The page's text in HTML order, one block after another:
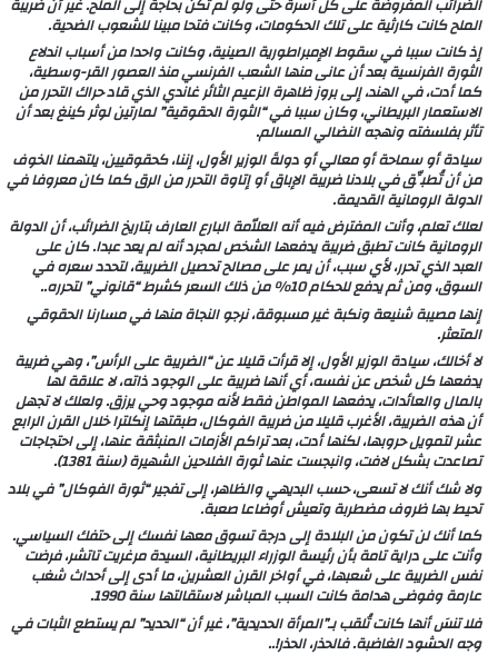
الضرائب المفروضة على كل أسرة حتى ولو لم تكن بحاجة إلى الملح. غير أن ضريبة
الملح كانت كارثية على تلك الحكومات، وكانت فتحا مبينا للشعوب الضحية.
إذ كانت سببا في سقوط الإمبراطورية الصينية، وكانت واحدا من أسباب اندلاع
الثورة الفرنسية بعد أن عانى منها الشعب الفرنسي منذ العصور القر-وسطية،
كما أدت، في الهند، إلى بروز ظاهرة الزعيم الثائر غاندي الذي قاد حراك التحرر من
الاستعمار البريطاني، وكان سببا في “الثورة الحقوقية” لمارتين لوثر كينغ بعد أن
تأثر بفلسفته ونهجه النضالي المسالم.
سيادة أو سماحة أو معالي أو دولةَ الوزير الأول، إننا، كحقوقيين، يلتهمنا الخوف
من أن تُطبِّق في بلادنا ضريبة الإباق أو إتاوة التحرر من الرق كما كان معروفا في
الدولة الرومانية القديمة.
لعلك تعلم، وأنت المفترض فيه أنه العلاّمة البارع العارف بتاريخ الضرائب، أن الدولة
الرومانية كانت تطبق ضريبة يدفعها الشخص لمجرد أنه لم يعد عبدا. كان على
العبد الذي تحرر، لأي سبب، أن يمر على مصالح تحصيل الضريبة، لتحدد سعره في
السوق، ومن ثم يدفع للحكام 10% من ذلك السعر كشرط “قانوني” لتحرره..
إنها مصيبة شنيعة ونكبة غير مسبوقة، نرجو النجاة منها في مسارنا الحقوقي
المتعثر.
لا أخالك، سيادة الوزير الأول، إلا قرأت قليلا عن “الضريبة على الرأس”، وهي ضريبة
يدفعها كل شخص عن نفسه، أي أنها ضريبة على الوجود ذاته، لا علاقة لها
بالمال والعائدات، يدفعها المواطن فقط لأنه موجود وحي يرزق. ولعلك لا تجهل
أن هذه الضريبة، الأغرب قليلا من ضريبة الفوكال، طبقتها إنكلترا خلال القرن الرابع
عشر لتمويل حروبها، لكنها أدت، بعد تراكم الأزمات المنبثقة عنها، إلى احتجاجات
تصاعدت بشكل لافت، وانبجست عنها ثورة الفلاحين الشهيرة (سنة 1381).
ولا شك أنك لا تسعى، حسب البديهي والظاهر، إلى تفجير “ثورة الفوكال” في بلاد
تحيط بها ظروف مضطربة وتعيش أوضاعا صعبة.
كما أنك لن تكون من البلادة إلى درجة تسوق معها نفسك إلى حتفك السياسي.
وأنت على دراية تامة بأن رئيسة الوزراء البريطانية، السيدة مرغريت تاتشر، فرضت
نفس الضريبة على شعبها، في أواخر القرن العشرين، ما أدى إلى أحداث شغب
عارمة وفوضى هدامة كانت السبب المباشر لاستقالتها سنة 1990.
فلا تنسَ أنها كانت تُلقب بـ”المرأة الحديدية”، غير أن “الحديد” لم يستطع الثبات في
وجه الحشود الغاضبة. فالحذر، الحذر!..